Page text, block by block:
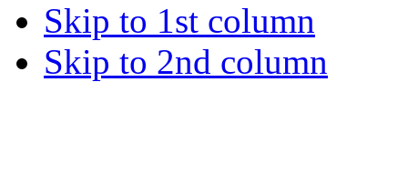
Skip to 1st column
Skip to 2nd column